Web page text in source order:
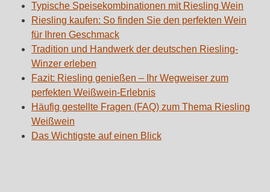
Typische Speisekombinationen mit Riesling Wein
Riesling kaufen: So finden Sie den perfekten Wein
für Ihren Geschmack
Tradition und Handwerk der deutschen Riesling-
Winzer erleben
Fazit: Riesling genießen – Ihr Wegweiser zum
perfekten Weißwein-Erlebnis
Häufig gestellte Fragen (FAQ) zum Thema Riesling
Weißwein
Das Wichtigste auf einen Blick